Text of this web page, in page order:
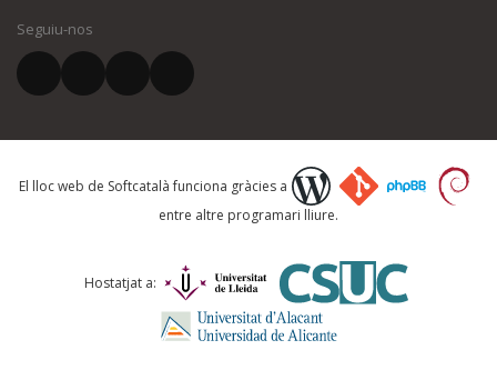
El vostre correu electrònic *
Què proposeu?
Comentari *
Seguiu-nos
El lloc web de Softcatalà funciona gràcies a
entre altre programari lliure.
Hostatjat a: